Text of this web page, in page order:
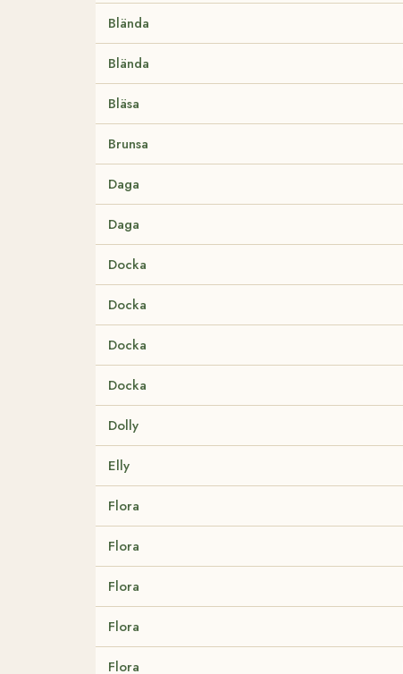
Blända
Blända
Bläsa
Brunsa
Daga
Daga
Docka
Docka
Docka
Docka
Dolly
Elly
Flora
Flora
Flora
Flora
Flora